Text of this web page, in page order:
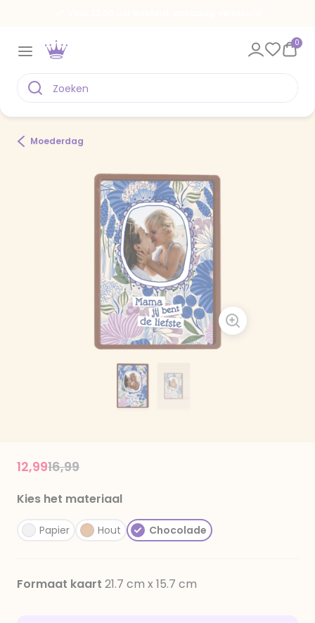
0
Moederdag
Price reduced from
16,99to
12,99
Kies het materiaal
Papier Hout Chocolade
Formaat kaart 21.7 cm x 15.7 cm